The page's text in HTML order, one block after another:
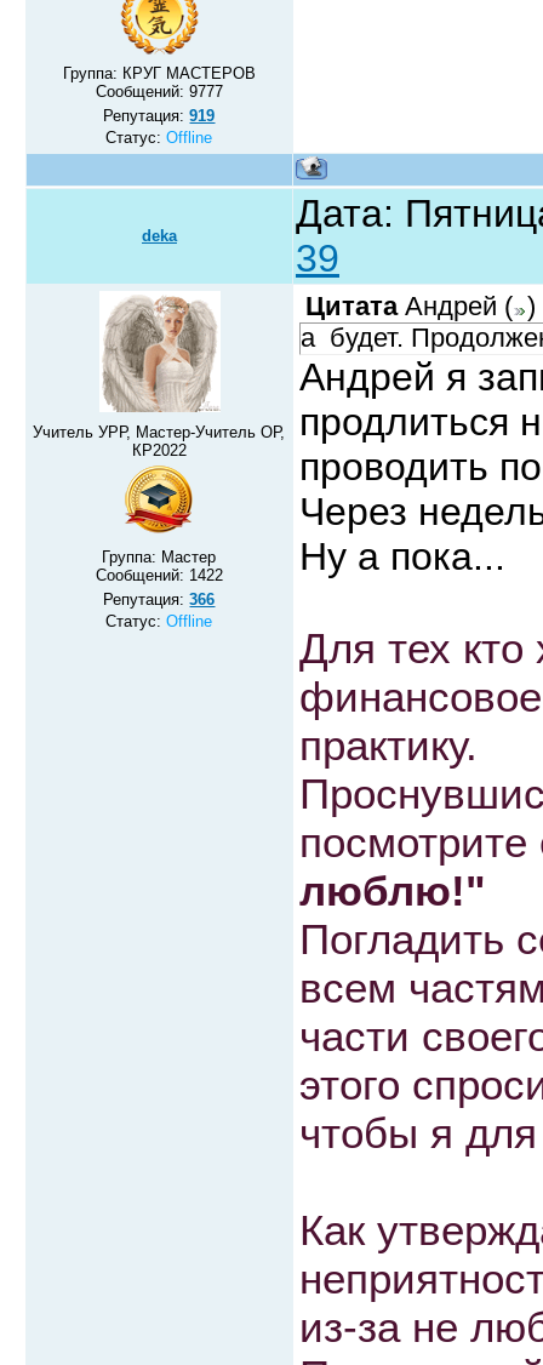
Группа: КРУГ МАСТЕРОВ
Сообщений: 9777
Репутация:919
Статус:Offline
deka
Дата:
39
Учитель УРР, Мастер-Учитель ОР,
КР2022
Группа: Мастер
Сообщений: 1422
Репутация:366
Статус:Offline
Цитата Андрей ( )
а будет.
Андрей я
продлиться
проводить
Через
Ну а пока...
Для тех кто
практику.
люблю!"
Погладить
всем
части
этого
чтобы я
Как
из-за не